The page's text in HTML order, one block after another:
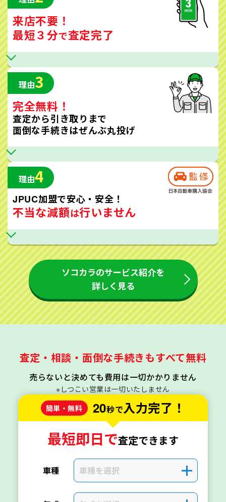
来店不要！
最短３分で査定完了
理由3
完全無料！
査定から引き取りまで
面倒な手続きはぜんぶ丸投げ
理由4
JPUC加盟で安心・安全！
不当な減額は行いません
ソコカラのサービス紹介を
詳しく見る
査定・相談・面倒な手続きもすべて無料
売らないと決めても費用は一切かかりません
※しつこい営業は一切いたしません
簡単・無料
20秒で入力完了！
最短即日で査定できます
車種 車種を選択 ＋